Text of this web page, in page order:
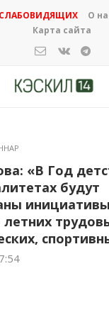
О
Карта сайта
«В Год
будут